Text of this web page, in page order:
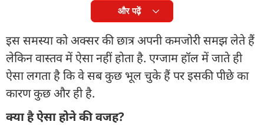
और पढ़ें
इस समस्या को अक्सर की छात्र अपनी कमजोरी समझ लेते हैं
लेकिन वास्तव में ऐसा नहीं होता है. एग्जाम हॉल में जाते ही
ऐसा लगता है कि वे सब कुछ भूल चुके हैं पर इसकी पीछे का
कारण कुछ और ही है.
क्या है ऐसा होने की वजह?